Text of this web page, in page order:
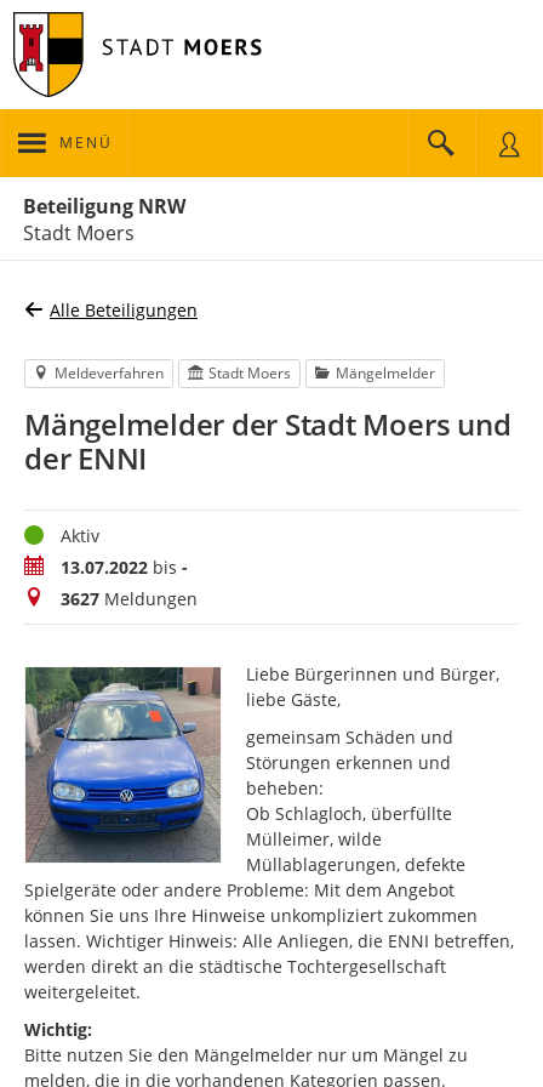
MENÜ
Beteiligung NRW
Stadt Moers
Alle Beteiligungen
Meldeverfahren Stadt Moers Mängelmelder
Mängelmelder der Stadt Moers und
der ENNI
StatusAktiv
Zeitraum13.07.2022 bis -
Meldungen
3627 Meldungen
Liebe Bürgerinnen und Bürger,
liebe Gäste,
gemeinsam Schäden und
Störungen erkennen und
beheben:
Ob Schlagloch, überfüllte
Mülleimer, wilde
Müllablagerungen, defekte
Spielgeräte oder andere Probleme: Mit dem Angebot
können Sie uns Ihre Hinweise unkompliziert zukommen
lassen. Wichtiger Hinweis: Alle Anliegen, die ENNI betreffen,
werden direkt an die städtische Tochtergesellschaft
weitergeleitet.
Wichtig:
Bitte nutzen Sie den Mängelmelder nur um Mängel zu
melden, die in die vorhandenen Kategorien passen.